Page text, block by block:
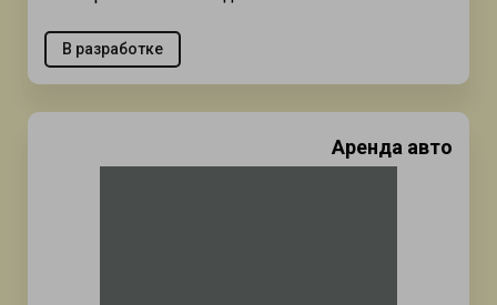
В разработке
Аренда авто